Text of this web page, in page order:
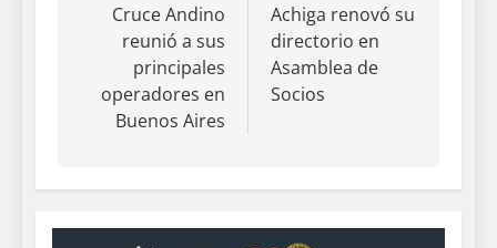
Cruce Andino
reunió a sus
principales
operadores en
Buenos Aires
Achiga renovó su
directorio en
Asamblea de
Socios